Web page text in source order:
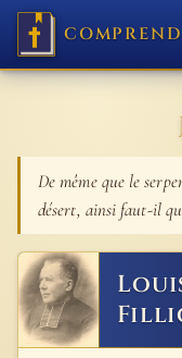
De même que le
désert, ainsi faut-il